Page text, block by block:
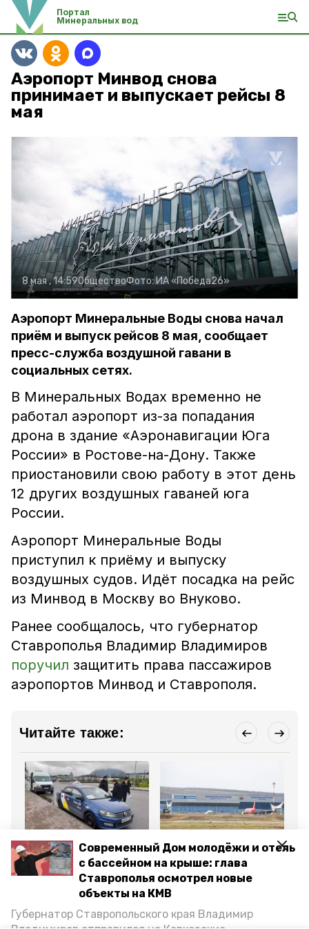
Современный Дом молодёжи и отель
с бассейном на крыше: глава
Ставрополья осмотрел новые
объекты на КМВ
Губернатор Ставропольского края Владимир
Портал
Минеральных вод
Аэропорт Минвод снова
принимает и выпускает рейсы 8
мая
8 мая , 14:59ОбществоФото:ИА «Победа26»
Аэропорт Минеральные Воды снова начал
приём и выпуск рейсов 8 мая, сообщает
пресс-служба воздушной гавани в
социальных сетях.
В Минеральных Водах временно не
работал аэропорт из-за попадания
дрона в здание «Аэронавигации Юга
России» в Ростове-на-Дону. Также
приостановили свою работу в этот день
12 других воздушных гаваней юга
России.
Аэропорт Минеральные Воды
приступил к приёму и выпуску
воздушных судов. Идёт посадка на рейс
из Минвод в Москву во Внуково.
Ранее сообщалось, что губернатор
Ставрополья Владимир Владимиров
поручил защитить права пассажиров
аэропортов Минвод и Ставрополя.
Читайте также:
7 мая , 11:48
В аэропорту Минвод
таксистов привлекли к
ответственности по
итогам рейдов
3 мая , 12:16
Более 10 рейсов
задерживаются в
аэропорту Минвод 3 мая
Все новости